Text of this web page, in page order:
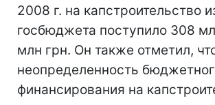
2008 г. на капстроительство
госбюджета поступило 308
млн грн. Он также отметил,
неопределенность
финансирования на